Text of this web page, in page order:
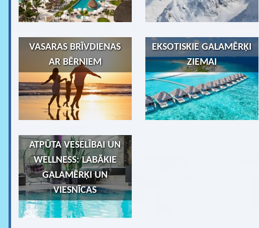
VASARAS BRĪVDIENAS
AR BĒRNIEM
EKSOTISKIE GALAMĒRĶI
ZIEMAI
ATPŪTA VESELĪBAI UN
WELLNESS: LABĀKIE
GALAMĒRĶI UN
VIESNĪCAS